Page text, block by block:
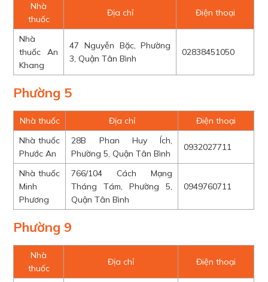
Nhà
thuốc
Địa chỉ Điện thoại
Nhà
thuốc An
Khang
47 Nguyễn Bặc, Phường
3, Quận Tân Bình
02838451050
Phường 5
Nhà thuốc Địa chỉ
Điện thoại
Nhà thuốc
Phước An
28B Phan Huy Ích,
Phường 5, Quận Tân Bình
0932027711
Nhà thuốc
Minh
Phương
766/104 Cách Mạng
Tháng Tám, Phường 5,
Quận Tân Bình
0949760711
Phường 9
Nhà
thuốc
Địa chỉ Điện thoại